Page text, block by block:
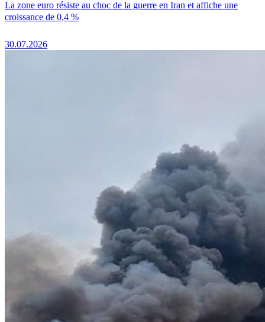
La zone euro résiste au choc de la guerre en Iran et affiche une
croissance de 0,4 %
30.07.2026